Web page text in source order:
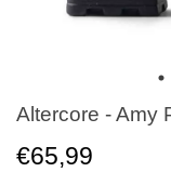
Altercore - Amy
€65,99